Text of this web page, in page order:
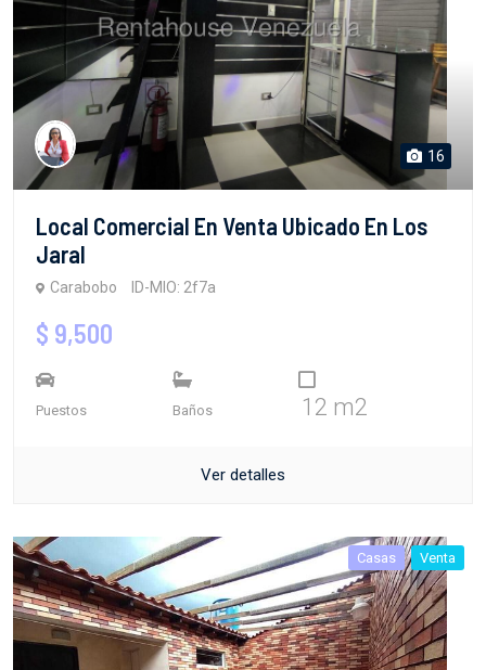
16
Local Comercial En Venta Ubicado En Los
Jaral
Carabobo ID-MIO: 2f7a
$ 9,500
Puestos Baños 12 m2
Ver detalles
Casas Venta